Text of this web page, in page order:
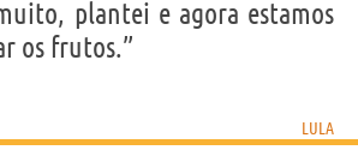
plantei e agora estamos
os frutos.”
LULA